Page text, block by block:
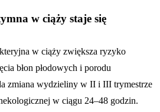
w ciąży staje się
w ciąży zwiększa ryzyko
błon płodowych i porodu
zmiana wydzieliny w II i III trymestrze
w ciągu 24–48 godzin.